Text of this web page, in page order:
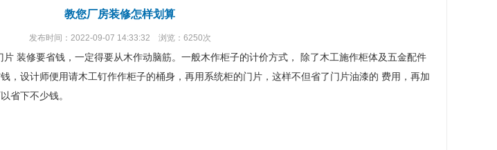
教您厂房装修怎样划算
发布时间：2022-09-07 14:33:32 浏览：6250次
装修要省钱，一定得要从木作动脑筋。一般木作柜子的计价方式， 除了木工施作柜体及五金配件
，设计师便用请木工钉作作柜子的桶身，再用系统柜的门片，这样不但省了门片油漆的 费用，再加
省下不少钱。